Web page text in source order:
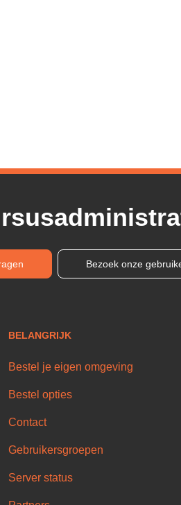
Bezoek onze
BELANGRIJK
Bestel je eigen omgeving
Bestel opties
Contact
Gebruikersgroepen
Server status